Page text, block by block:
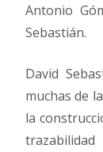
Antonio
Sebastián.
David
muchas de
la